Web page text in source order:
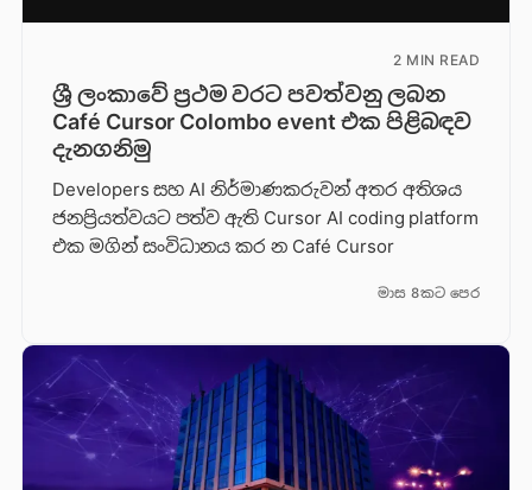
2 MIN READ
ශ්‍රී ලංකාවේ ප්‍රථම වරට පවත්වනු ලබන
Café Cursor Colombo event එක පිළිබඳව
දැනගනිමු
Developers සහ AI නිර්මාණකරුවන් අතර අතිශය
ජනප්‍රියත්වයට පත්ව ඇති Cursor AI coding platform
එක මගින් සංවිධානය කර න Café Cursor
මාස 8කට පෙර